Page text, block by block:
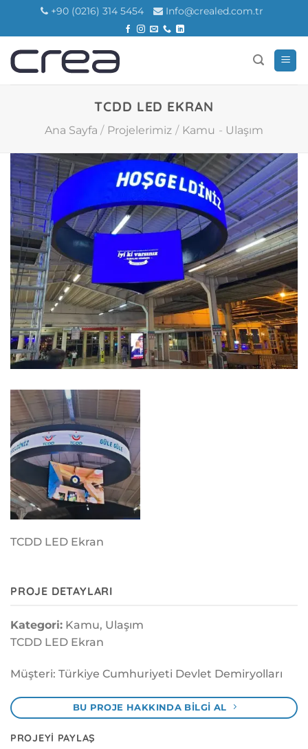
+90 (0216) 314 5454 Info@crealed.com.tr
TCDD LED EKRAN
Ana Sayfa / Projelerimiz / Kamu - Ulaşım
PROJE DETAYLARI
Kategori: Kamu, Ulaşım
TCDD LED Ekran
Müşteri: Türkiye Cumhuriyeti Devlet Demiryolları
BU PROJE HAKKINDA BILGI AL
PROJEYI PAYLAŞ
TCDD LED Ekran